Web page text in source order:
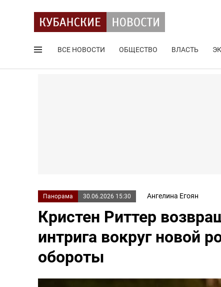
ВСЕ НОВОСТИ ОБЩЕСТВО ВЛАСТЬ
Панорама 30.06.2026 15:30 Ангелина Егоян
Кристен Риттер
интрига вокруг новой
обороты